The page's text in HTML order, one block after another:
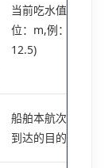
当前吃水值(单
位：m,例：
12.5)
船舶本航次要
到达的目的港